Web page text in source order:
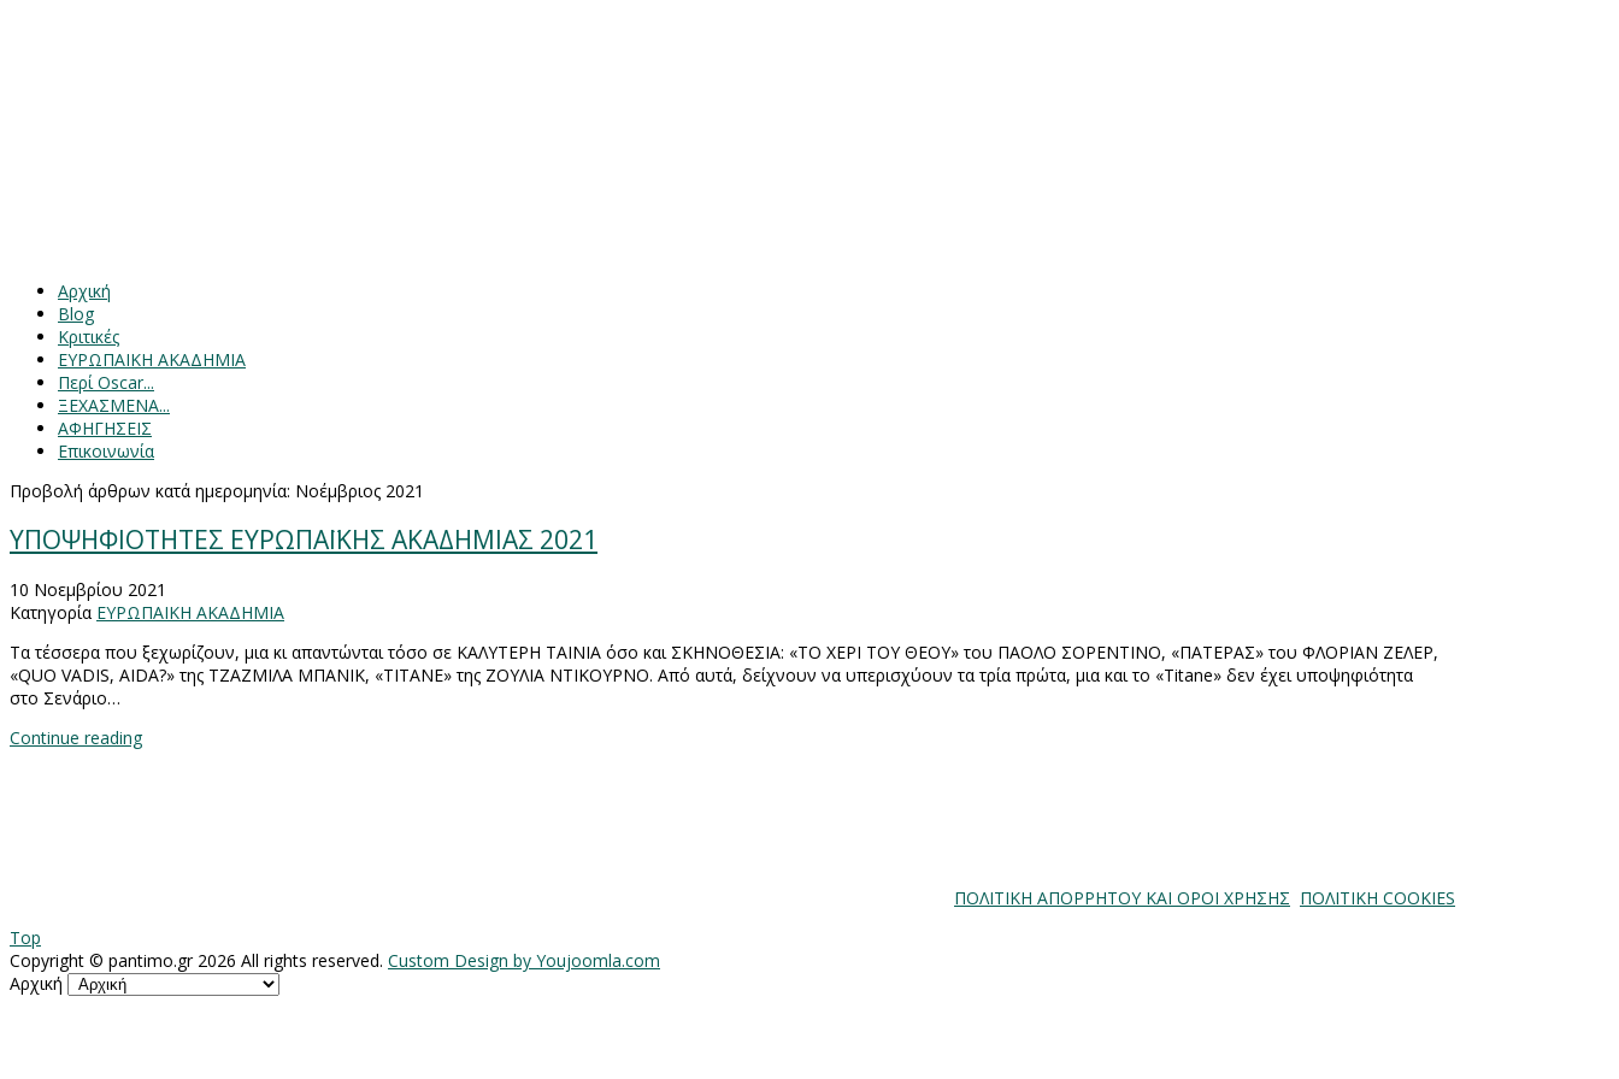
Αρχική
Blog
Κριτικές
ΕΥΡΩΠΑΙΚΗ ΑΚΑΔΗΜΙΑ
Περί Oscar...
ΞΕΧΑΣΜΕΝΑ...
ΑΦΗΓΗΣΕΙΣ
Επικοινωνία
Προβολή άρθρων κατά ημερομηνία: Νοέμβριος 2021
ΥΠΟΨΗΦΙΟΤΗΤΕΣ ΕΥΡΩΠΑΪΚΗΣ ΑΚΑΔΗΜΙΑΣ 2021
10 Νοεμβρίου 2021
Κατηγορία ΕΥΡΩΠΑΙΚΗ ΑΚΑΔΗΜΙΑ
Τα τέσσερα που ξεχωρίζουν, μια κι απαντώνται τόσο σε ΚΑΛΥΤΕΡΗ ΤΑΙΝΙΑ όσο και ΣΚΗΝΟΘΕΣΙΑ: «ΤΟ ΧΕΡΙ ΤΟΥ ΘΕΟΥ» του ΠΑΟΛΟ ΣΟΡΕΝΤΙΝΟ, «ΠΑΤΕΡΑΣ» του ΦΛΟΡΙΑΝ ΖΕΛΕΡ,
«QUO VADIS, AIDA?» της ΤΖΑΖΜΙΛΑ ΜΠΑΝΙΚ, «ΤΙΤΑΝΕ» της ΖΟΥΛΙΑ ΝΤΙΚΟΥΡΝΟ. Από αυτά, δείχνουν να υπερισχύουν τα τρία πρώτα, μια και το «Titane» δεν έχει υποψηφιότητα
στο Σενάριο…
Continue reading
ΠΟΛΙΤΙΚΗ ΑΠΟΡΡΗΤΟΥ ΚΑΙ ΟΡΟΙ ΧΡΗΣΗΣ ΠΟΛΙΤΙΚΗ COOKIES
Top
Copyright © pantimo.gr2026 All rights reserved. Custom Design by Youjoomla.com
Αρχική